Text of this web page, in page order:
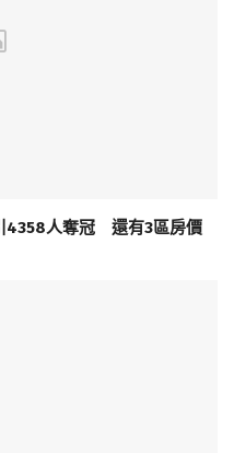
4358人奪冠 還有3區房價